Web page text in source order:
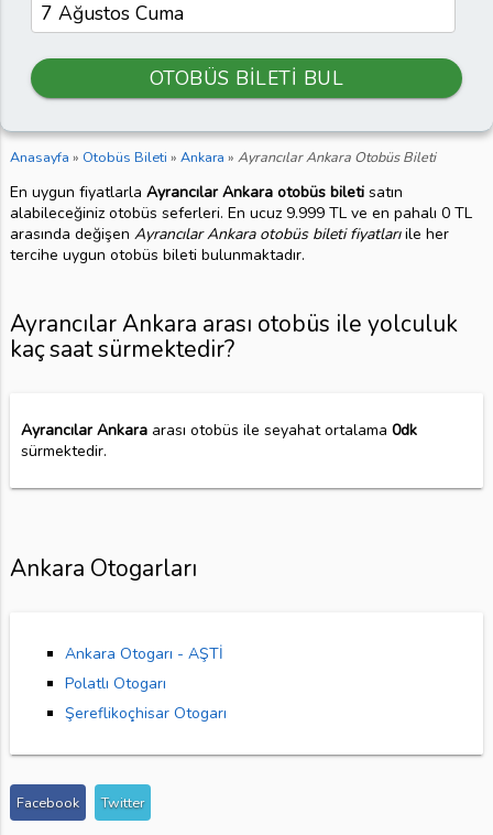
OTOBÜS BİLETİ BUL
Anasayfa » Otobüs Bileti » Ankara » Ayrancılar Ankara Otobüs Bileti
En uygun fiyatlarla Ayrancılar Ankara otobüs biletisatın
alabileceğiniz otobüs seferleri. En ucuz 9.999 TL ve en pahalı 0 TL
arasında değişen Ayrancılar Ankara otobüs bileti fiyatlarıile her
tercihe uygun otobüs bileti bulunmaktadır.
Ayrancılar Ankara arası otobüs ile yolculuk
kaç saat sürmektedir?
Ayrancılar Ankaraarası otobüs ile seyahat ortalama 0dk
sürmektedir.
Ankara Otogarları
Ankara Otogarı - AŞTİ
Polatlı Otogarı
Şereflikoçhisar Otogarı
Facebook Twitter